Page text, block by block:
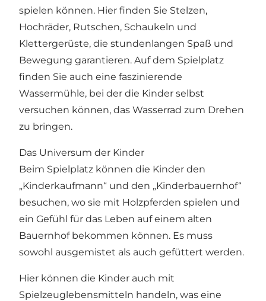
spielen können. Hier finden Sie Stelzen,
Hochräder, Rutschen, Schaukeln und
Klettergerüste, die stundenlangen Spaß und
Bewegung garantieren. Auf dem Spielplatz
finden Sie auch eine faszinierende
Wassermühle, bei der die Kinder selbst
versuchen können, das Wasserrad zum Drehen
zu bringen.
Das Universum der Kinder
Beim Spielplatz können die Kinder den
„Kinderkaufmann“ und den „Kinderbauernhof“
besuchen, wo sie mit Holzpferden spielen und
ein Gefühl für das Leben auf einem alten
Bauernhof bekommen können. Es muss
sowohl ausgemistet als auch gefüttert werden.
Hier können die Kinder auch mit
Spielzeuglebensmitteln handeln, was eine